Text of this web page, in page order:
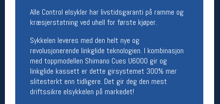
Alle Control elsykler har livstidsgaranti på ramme og
kræsjerstatning ved uhell for første kjøper.
Sykkelen leveres med den helt nye og
revolusjonerende linkglide teknologien. I kombinasjon
med toppmodellen Shimano Cues U6000 gir og
linkglide kassett er dette girsystemet 300% mer
slitesterkt enn tidligere. Det gir deg den mest
driftssikre elsykkelen på markedet!
linjen
Betingelser
Salgsbetingelser
Personsvernerklæring
Informasjonskapsler
Bærekraft